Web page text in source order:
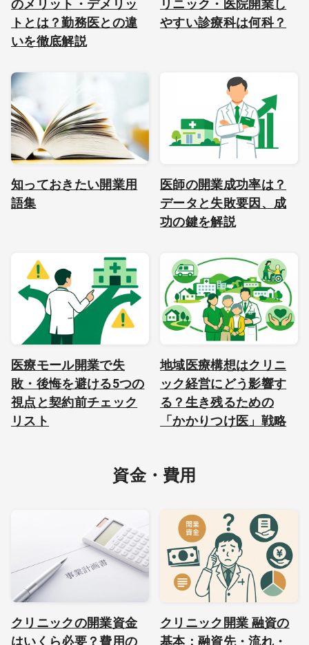
のメリット・デメリッ
トとは？勤務医との違
いを徹底解説
リニック・医院開業し
やすい診療科は何科？
知っておきたい開業用
語集
医師の開業成功率は？
データと失敗要因、成
功の鍵を解説
医療モール開業で失
敗・後悔を避ける5つの
視点と契約前チェック
リスト
地域医療構想はクリニ
ック経営にどう影響す
る？生き残るための
「かかりつけ医」戦略
資金・費用
クリニックの開業資金
はいくら必要？費用の
クリニック開業 融資の
基本：融資先・流れ・